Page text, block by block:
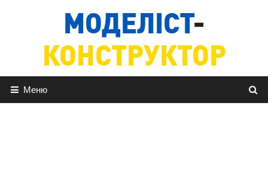
МОДЕЛІСТ-
КОНСТРУКТОР
Меню